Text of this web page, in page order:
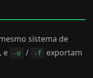
sistema de
e -o / -f
exportam